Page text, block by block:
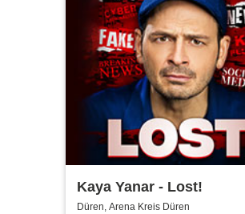
Kaya Yanar - Lost!
Düren, Arena Kreis Düren